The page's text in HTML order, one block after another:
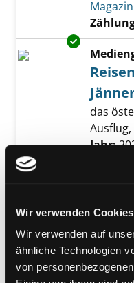
Wir verwenden
Wir verwenden auf
ähnliche Technologien
von
Magazin
Exemplar-
das
Suche
Jahr:
Magazin
Zählung:
Exemplar-